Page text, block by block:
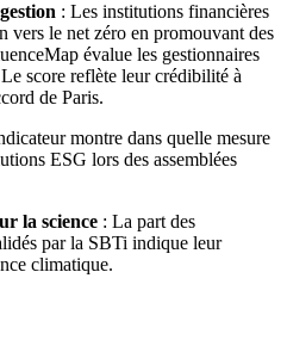
: Les institutions financières
vers le net zéro en promouvant des
évalue les gestionnaires
score reflète leur crédibilité à
de Paris.
montre dans quelle mesure
ESG lors des assemblées
la science : La part des
par la SBTi indique leur
climatique.